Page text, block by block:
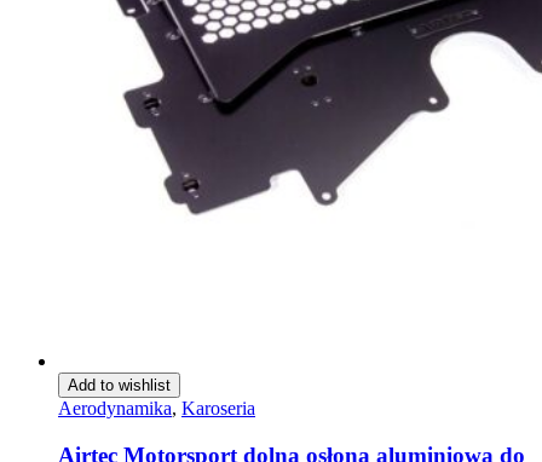
Add to wishlist
Aerodynamika, Karoseria
Airtec Motorsport dolna osłona aluminiowa do